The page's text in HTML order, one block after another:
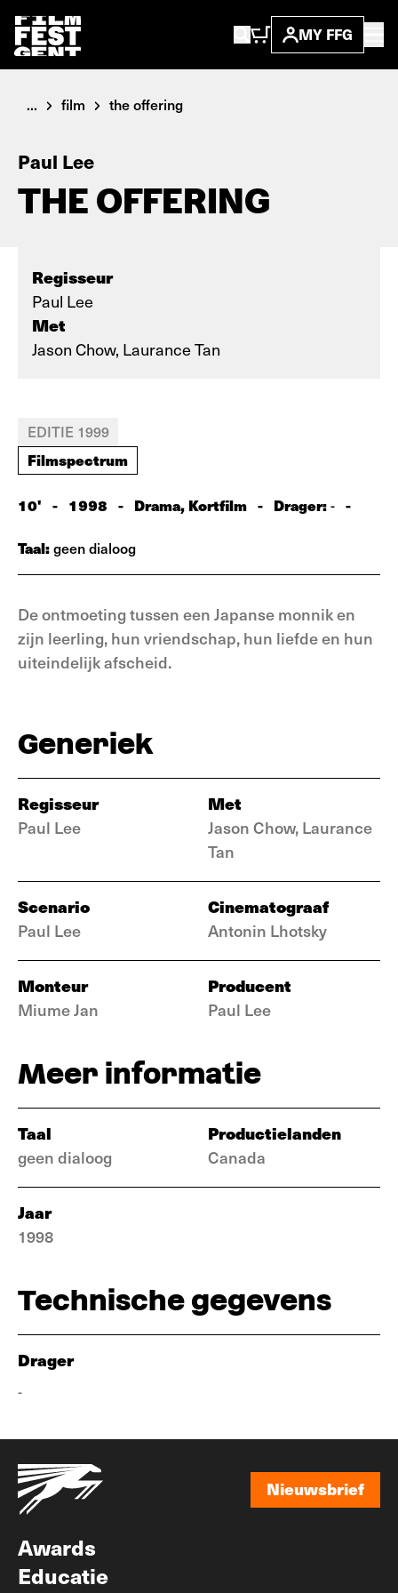
MY FFG
... film the offering
Paul Lee
THE OFFERING
Regisseur
Paul Lee
Met
Jason Chow, Laurance Tan
EDITIE 1999
Filmspectrum
10' - 1998 - Drama, Kortfilm - Drager:- -
Taal:geen dialoog
De ontmoeting tussen een Japanse monnik en
zijn leerling, hun vriendschap, hun liefde en hun
uiteindelijk afscheid.
Generiek
Regisseur
Paul Lee
Met
Jason Chow, Laurance
Tan
Scenario
Paul Lee
Cinematograaf
Antonin Lhotsky
Monteur
Miume Jan
Producent
Paul Lee
Meer informatie
Taal
geen dialoog
Productielanden
Canada
Jaar
1998
Technische gegevens
Drager
-
Nieuwsbrief
Awards
Educatie